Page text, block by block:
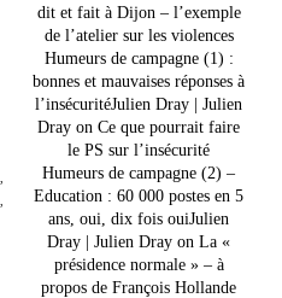
dit et fait à Dijon – l’exemple
de l’atelier sur les violences
Humeurs de campagne (1) :
bonnes et mauvaises réponses à
l’insécuritéJulien Dray | Julien
Dray on Ce que pourrait faire
le PS sur l’insécurité
Humeurs de campagne (2) –
Education : 60 000 postes en 5
ans, oui, dix fois ouiJulien
Dray | Julien Dray on La «
présidence normale » – à
propos de François Hollande